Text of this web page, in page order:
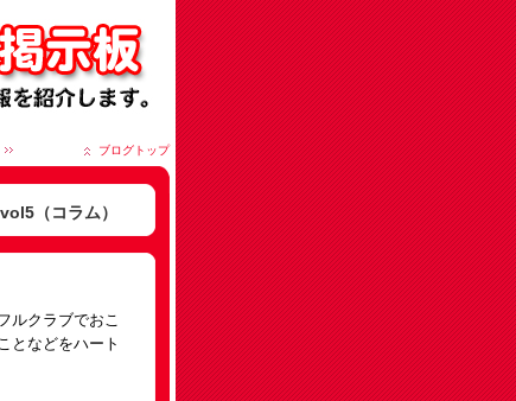
ブログトップ
（コラム）
ルクラブでおこ
となどをハート